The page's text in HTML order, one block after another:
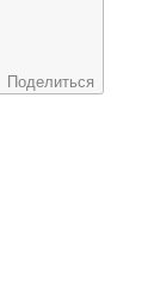
Поделиться